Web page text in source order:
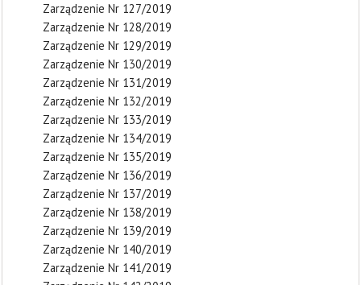
Zarządzenie Nr 127/2019
Zarządzenie Nr 128/2019
Zarządzenie Nr 129/2019
Zarządzenie Nr 130/2019
Zarządzenie Nr 131/2019
Zarządzenie Nr 132/2019
Zarządzenie Nr 133/2019
Zarządzenie Nr 134/2019
Zarządzenie Nr 135/2019
Zarządzenie Nr 136/2019
Zarządzenie Nr 137/2019
Zarządzenie Nr 138/2019
Zarządzenie Nr 139/2019
Zarządzenie Nr 140/2019
Zarządzenie Nr 141/2019